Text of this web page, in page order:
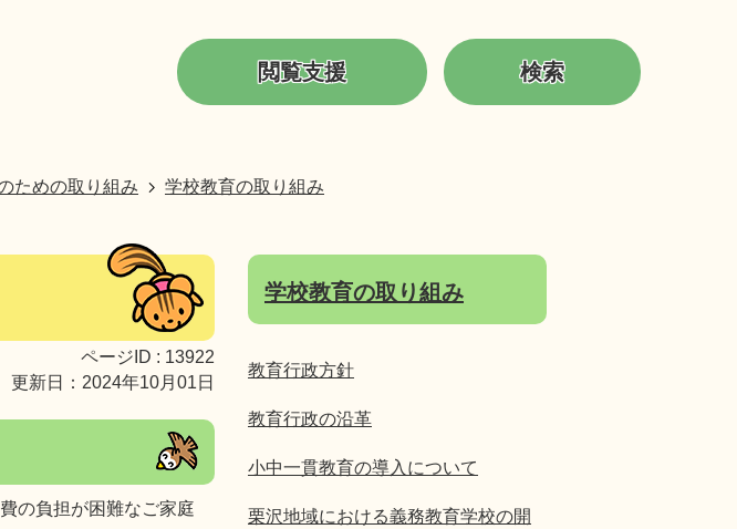
閲覧支援 検索
ための取り組み
学校教育の取り組み
ページID : 13922
更新日：2024年10月01日
の負担が困難なご家庭
学校教育の取り組み
教育行政方針
教育行政の沿革
小中一貫教育の導入について
栗沢地域における義務教育学校の開